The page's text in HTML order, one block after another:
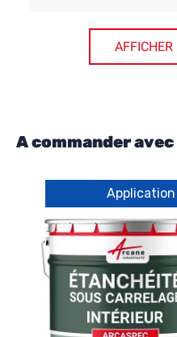
AFFICHER
A commander
Application